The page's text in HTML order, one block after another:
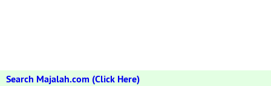
Search Majalah.com (Click Here)